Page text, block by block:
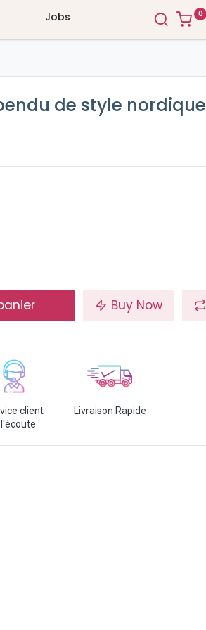
Jobs 0
de style nordique
Buy Now
client
Livraison Rapide